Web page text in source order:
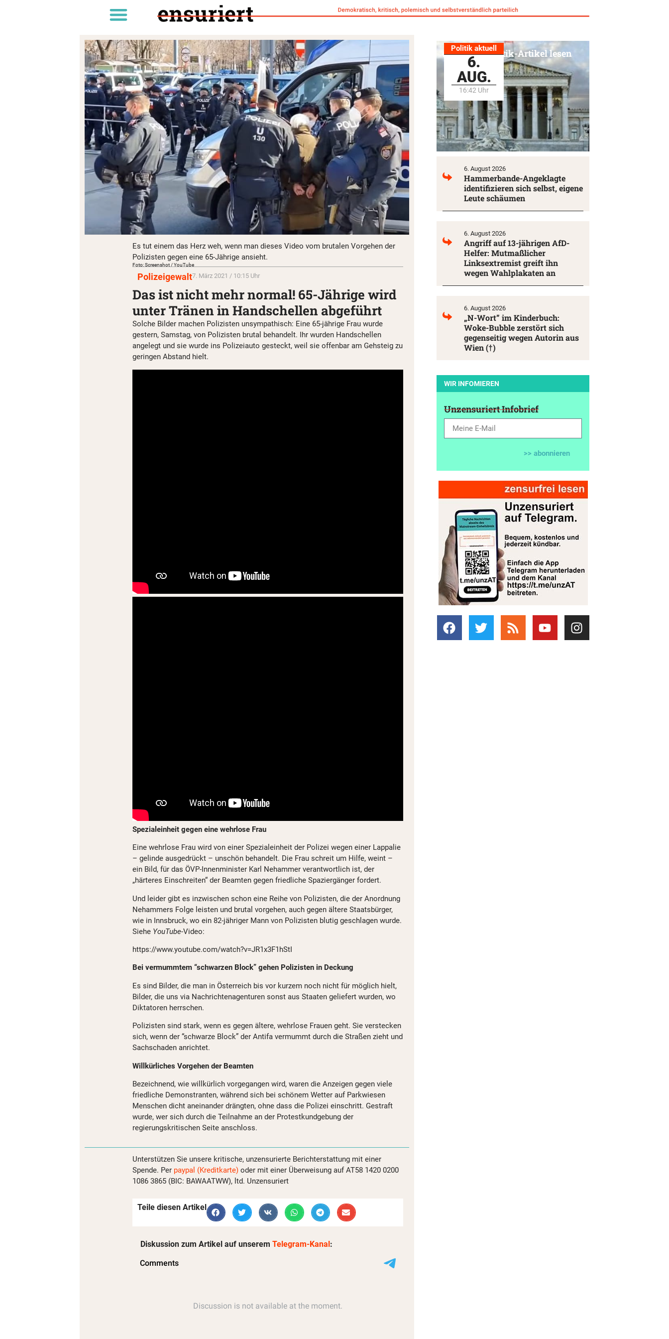
Es tut einem das Herz weh, wenn man dieses Video vom brutalen Vorgehen der
Polizisten gegen eine 65-Jährige ansieht.
Foto: Screenshot / YouTube
Polizeigewalt7. März 2021 / 10:15 Uhr
Das ist nicht mehr normal! 65-Jährige wird
unter Tränen in Handschellen abgeführt
Solche Bilder machen Polizisten unsympathisch: Eine 65-jährige Frau wurde
gestern, Samstag, von Polizisten brutal behandelt. Ihr wurden Handschellen
angelegt und sie wurde ins Polizeiauto gesteckt, weil sie offenbar am Gehsteig zu
geringen Abstand hielt.
Spezialeinheit gegen eine wehrlose Frau
Eine wehrlose Frau wird von einer Spezialeinheit der Polizei wegen einer Lappalie
– gelinde ausgedrückt – unschön behandelt. Die Frau schreit um Hilfe, weint –
ein Bild, für das ÖVP-Innenminister Karl Nehammer verantwortlich ist, der
„härteres Einschreiten“ der Beamten gegen friedliche Spaziergänger fordert.
Und leider gibt es inzwischen schon eine Reihe von Polizisten, die der Anordnung
Nehammers Folge leisten und brutal vorgehen, auch gegen ältere Staatsbürger,
wie in Innsbruck, wo ein 82-jähriger Mann von Polizisten blutig geschlagen wurde.
Siehe YouTube-Video:
https://www.youtube.com/watch?v=JR1x3F1hStI
Bei vermummtem “schwarzen Block” gehen Polizisten in Deckung
Es sind Bilder, die man in Österreich bis vor kurzem noch nicht für möglich hielt,
Bilder, die uns via Nachrichtenagenturen sonst aus Staaten geliefert wurden, wo
Diktatoren herrschen.
Polizisten sind stark, wenn es gegen ältere, wehrlose Frauen geht. Sie verstecken
sich, wenn der “schwarze Block” der Antifa vermummt durch die Straßen zieht und
Sachschaden anrichtet.
Willkürliches Vorgehen der Beamten
Bezeichnend, wie willkürlich vorgegangen wird, waren die Anzeigen gegen viele
friedliche Demonstranten, während sich bei schönem Wetter auf Parkwiesen
Menschen dicht aneinander drängten, ohne dass die Polizei einschritt. Gestraft
wurde, wer sich durch die Teilnahme an der Protestkundgebung der
regierungskritischen Seite anschloss.
Unterstützen Sie unsere kritische, unzensurierte Berichterstattung mit einer
Spende. Per paypal (Kreditkarte) oder mit einer Überweisung auf AT58 1420 0200
1086 3865 (BIC: BAWAATWW), ltd. Unzensuriert
Teile diesen Artikel
Diskussion zum Artikel auf unserem Telegram-Kanal :
Politik aktuell
6.
AUG.
16:42 Uhr
Alle Politik-Artikel lesen
6. August 2026
Hammerbande-Angeklagte
identifizieren sich selbst, eigene
Leute schäumen
6. August 2026
Angriff auf 13-jährigen AfD-
Helfer: Mutmaßlicher
Linksextremist greift ihn
wegen Wahlplakaten an
6. August 2026
„N-Wort” im Kinderbuch:
Woke-Bubble zerstört sich
gegenseitig wegen Autorin aus
Wien (†)
WIR INFOMIEREN
Unzensuriert Infobrief
>> abonnieren